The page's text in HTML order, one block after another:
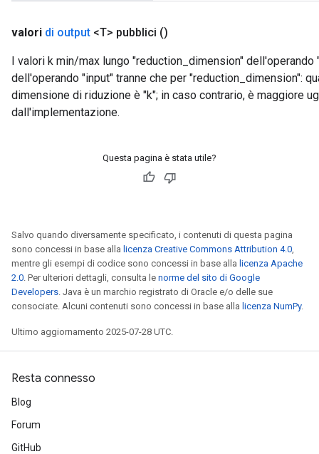
valori di output <T> pubblici ()
I valori k min/max lungo "reduction_dimension"
dell'operando "input" tranne che per "reduction_dimension":
dimensione di riduzione è "k"; in caso contrario, è maggiore
dall'implementazione.
Questa pagina è stata utile?
Salvo quando diversamente specificato, i contenuti di questa pagina
sono concessi in base alla licenza Creative Commons Attribution 4.0,
mentre gli esempi di codice sono concessi in base alla licenza Apache
2.0. Per ulteriori dettagli, consulta le norme del sito di Google
Developers. Java è un marchio registrato di Oracle e/o delle sue
consociate. Alcuni contenuti sono concessi in base alla licenza NumPy.
Ultimo aggiornamento 2025-07-28 UTC.
Resta connesso
Blog
Forum
GitHub